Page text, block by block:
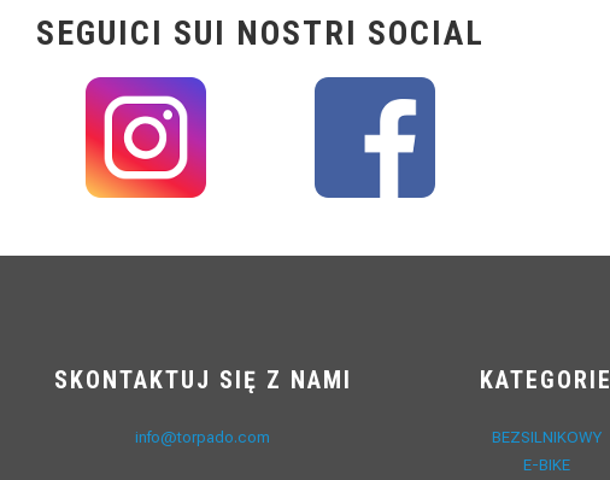
SEGUICI SUI NOSTRI SOCIAL
SKONTAKTUJ SIĘ Z NAMI
info@torpado.com
KATEGORIE
BEZSILNIKOWY
E-BIKE